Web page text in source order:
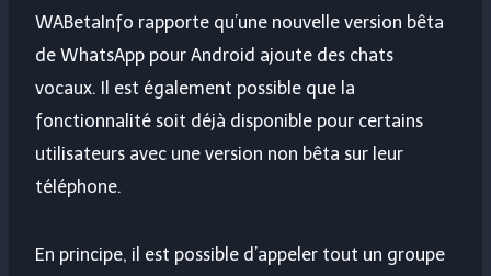
WABetaInfo rapporte qu’une nouvelle version bêta
de WhatsApp pour Android ajoute des chats
vocaux. Il est également possible que la
fonctionnalité soit déjà disponible pour certains
utilisateurs avec une version non bêta sur leur
téléphone.
En principe, il est possible d’appeler tout un groupe